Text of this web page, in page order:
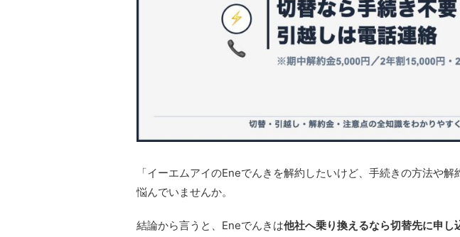
「イーエムアイのEneでんきを解約したいけど、手続きの方法や
悩んでいませんか。
結論から言うと、Eneでんきは他社へ乗り換えるなら切替先に申し